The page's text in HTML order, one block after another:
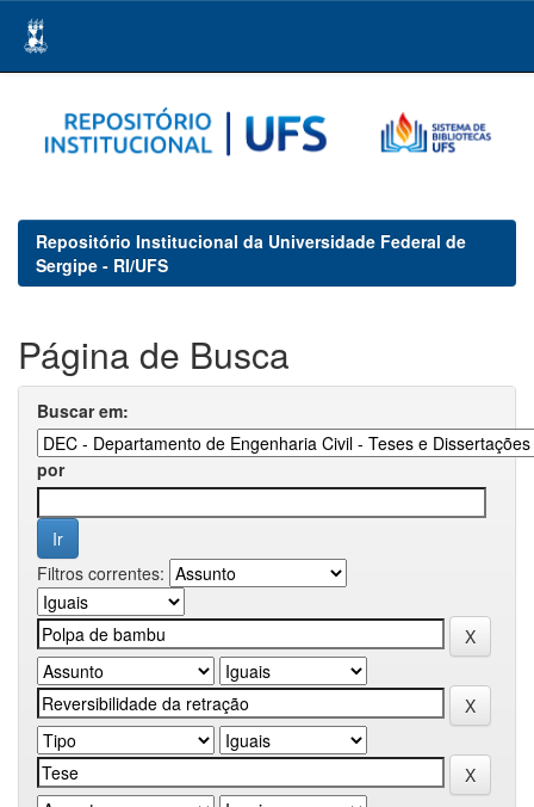
navigation
Repositório Institucional da Universidade Federal de
Sergipe - RI/UFS
Página de Busca
Buscar em:
por
Filtros correntes: